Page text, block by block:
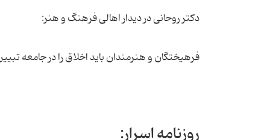
دکتر روحانی در دیدار اهالی فرهنگ و هنر:
فرهیختگان و هنرمندان باید اخلاق را در جامعه
روزنامه اسرار: